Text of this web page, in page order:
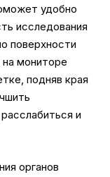
удобно
исследования
поверхности
на мониторе
подняв края
и
органов